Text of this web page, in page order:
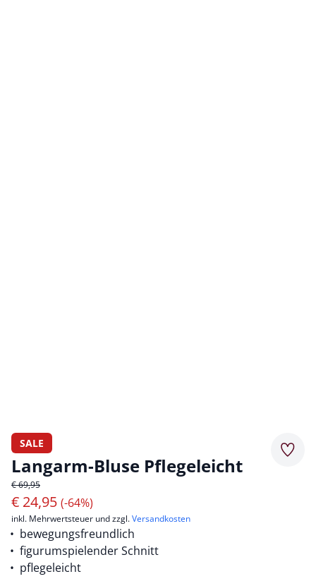
SALE
Langarm-Bluse Pflegeleicht
€ 69,95
€ 24,95 (-64%)
inkl. Mehrwertsteuer und zzgl.Versandkosten
bewegungsfreundlich
figurumspielender Schnitt
pflegeleicht